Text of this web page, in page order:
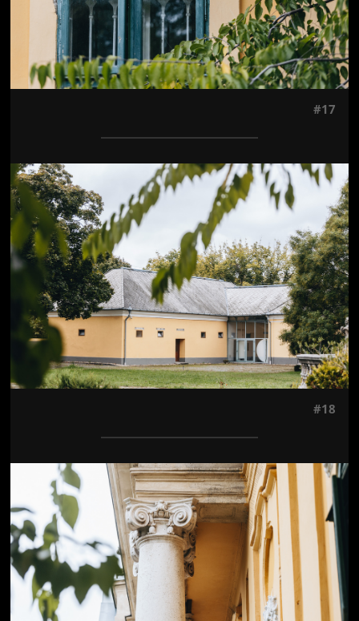
#17
Jön még kép!
#18
Jön még kép!